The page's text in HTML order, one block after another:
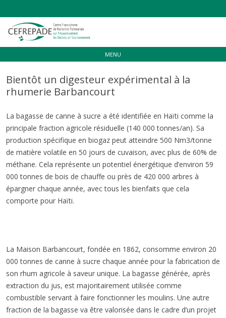
MENU
contenu
Bientôt un digesteur expérimental à la
rhumerie Barbancourt
La bagasse de canne à sucre a été identifiée en Haïti comme la
principale fraction agricole résiduelle (140 000 tonnes/an). Sa
production spécifique en biogaz peut atteindre 500 Nm3/tonne
de matière volatile en 50 jours de cuvaison, avec plus de 60% de
méthane. Cela représente un potentiel énergétique d’environ 59
000 tonnes de bois de chauffe ou près de 420 000 arbres à
épargner chaque année, avec tous les bienfaits que cela
comporte pour Haïti.
La Maison Barbancourt, fondée en 1862, consomme environ 20
000 tonnes de canne à sucre chaque année pour la fabrication de
son rhum agricole à saveur unique. La bagasse générée, après
extraction du jus, est majoritairement utilisée comme
combustible servant à faire fonctionner les moulins. Une autre
fraction de la bagasse va être valorisée dans le cadre d’un projet